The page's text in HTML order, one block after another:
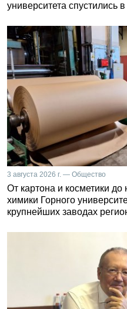
университета спустились
3 августа 2026 г. — Общество
От картона и косметики
химики Горного
крупнейших заводах